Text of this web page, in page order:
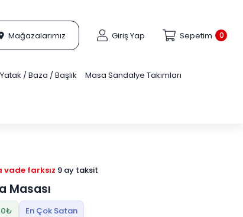
Mağazalarımız Giriş Yap 0
Sepetim
Yatak / Baza / Başlık Masa Sandalye Takımları
farksız 9 ay taksit
Masası
En Çok Satan